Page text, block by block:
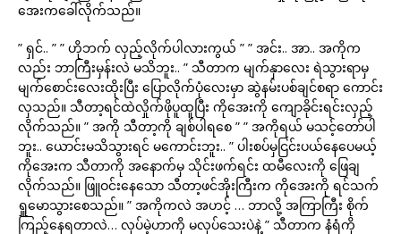
အေးကခေါ်လိုက်သည်။
” ရှင်.. ” ” ဟိုဘက် လှည့်လိုက်ပါလားကွယ် ” ” အင်း.. အာ.. အကိုက
လည်း ဘာကြီးမှန်းလဲ မသိဘူး.. ” သီတာက မျက်နှာလေး ရဲသွားရာမှ
မျက်စောင်းလေးထိုးပြီး ပြောလိုက်ပုံလေးမှာ ဆွဲနမ်းပစ်ချင်စရာ ကောင်း
လှသည်။ သီတာ့ရင်ထဲလှိုက်ဖိုပူထူပြီး ကိုအေးကို ကျောခိုင်းရင်းလှည့်
လိုက်သည်။ ” အကို သီတာ့ကို ချစ်ပါရစေ ” ” အကိုရယ် မသင့်တော်ပါ
ဘူး.. ယောင်းမသိသွားရင် မကောင်းဘူး.. ” ပါးစပ်မှငြင်းပယ်နေပေမယ့်
ကိုအေးက သီတာကို အနောက်မှ သိုင်းဖက်ရင်း ထမီလေးကို ဖြေချ
လိုက်သည်။ ဖြူဝင်းနေသော သီတာ့ဖင်အိုးကြီးက ကိုအေးကို ရင်သက်
ရှူမောသွားစေသည်။ ” အကိုကလဲ အဟင့် … ဘာလို့ အကြာကြီး စိုက်
ကြည့်နေရတာလဲ… လုပ်မဲ့ဟာကို မလုပ်သေးပဲနဲ့ ” သီတာက နံရံကို